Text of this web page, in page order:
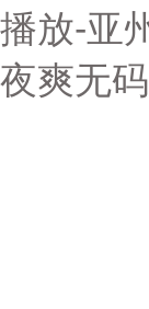
播放-亚
夜爽无